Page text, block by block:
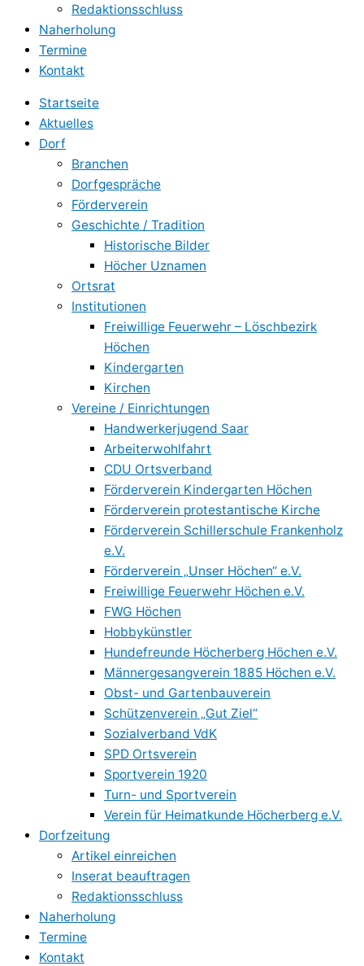
Redaktionsschluss
Naherholung
Termine
Kontakt
Startseite
Aktuelles
Dorf
Branchen
Dorfgespräche
Förderverein
Geschichte / Tradition
Historische Bilder
Höcher Uznamen
Ortsrat
Institutionen
Freiwillige Feuerwehr – Löschbezirk
Höchen
Kindergarten
Kirchen
Vereine / Einrichtungen
Handwerkerjugend Saar
Arbeiterwohlfahrt
CDU Ortsverband
Förderverein Kindergarten Höchen
Förderverein protestantische Kirche
Förderverein Schillerschule Frankenholz
e.V.
Förderverein „Unser Höchen“ e.V.
Freiwillige Feuerwehr Höchen e.V.
FWG Höchen
Hobbykünstler
Hundefreunde Höcherberg Höchen e.V.
Männergesangverein 1885 Höchen e.V.
Obst- und Gartenbauverein
Schützenverein „Gut Ziel“
Sozialverband VdK
SPD Ortsverein
Sportverein 1920
Turn- und Sportverein
Verein für Heimatkunde Höcherberg e.V.
Dorfzeitung
Artikel einreichen
Inserat beauftragen
Redaktionsschluss
Naherholung
Termine
Kontakt